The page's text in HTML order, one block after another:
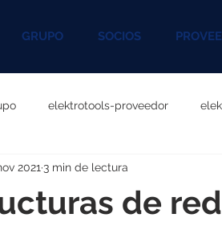
GRUPO SOCIOS
elektrotools-proveedor
P060000 elektrotools-P027000
de
2021 3 min de lectura